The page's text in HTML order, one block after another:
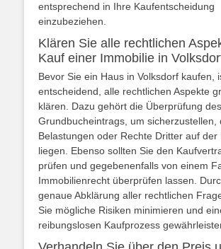
entsprechend in Ihre Kaufentscheidung
einzubeziehen.
Klären Sie alle rechtlichen
Kauf einer Immobilie in
Bevor Sie ein Haus in Volksdorf kaufen,
entscheidend, alle rechtlichen Aspekte
klären. Dazu gehört die Überprüfung des
Grundbucheintrags, um sicherzustellen,
Belastungen oder Rechte Dritter auf der
liegen. Ebenso sollten Sie den
prüfen und gegebenenfalls von einem
Immobilienrecht überprüfen lassen.
genaue Abklärung aller rechtlichen
Sie mögliche Risiken minimieren und
reibungslosen Kaufprozess